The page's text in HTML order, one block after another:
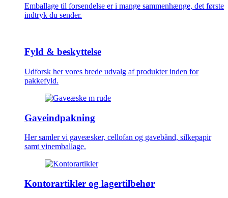
Emballage til forsendelse er i mange sammenhænge, det første
indtryk du sender.
Fyld & beskyttelse
Udforsk her vores brede udvalg af produkter inden for
pakkefyld.
Gaveindpakning
Her samler vi gaveæsker, cellofan og gavebånd, silkepapir
samt vinemballage.
Kontorartikler og lagertilbehør